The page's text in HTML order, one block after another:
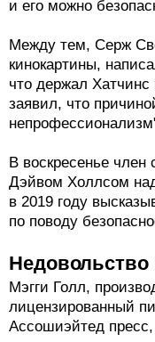
и его можно
Между тем, Серж
кинокартины,
что держал Хатчинс
заявил, что
В воскресенье
Дэйвом Холлсом
в 2019 году
по поводу
Мэгги Голл,
лицензированный
Ассошиэйтед